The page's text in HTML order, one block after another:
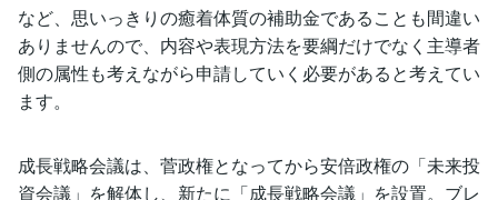
など、思いっきりの癒着体質の補助金であることも間違い
ありませんので、内容や表現方法を要綱だけでなく主導者
側の属性も考えながら申請していく必要があると考えてい
ます。
成長戦略会議は、菅政権となってから安倍政権の「未来投
資会議」を解体し、新たに「成長戦略会議」を設置。ブレ